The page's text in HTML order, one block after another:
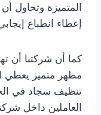
المتميزة وتحاول
إعطاء انطباع
كما أن شركتنا أن
مظهر متميز يعطي
تنظيف سجاد في
العاملين داخل